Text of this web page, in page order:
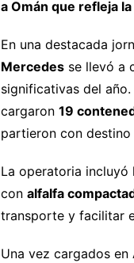
a Omán que refleja
En una destacada
Mercedes se llevó a
significativas del
cargaron 19
partieron con destino
La operatoria incluyó
con alfalfa
transporte y facilitar
Una vez cargados